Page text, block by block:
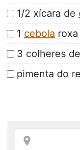
1/2 xícara de
1 cebola
3 colheres
pimenta do